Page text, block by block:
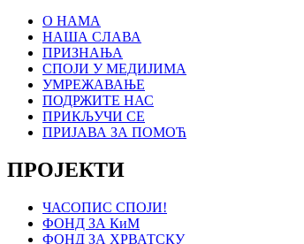
О НАМА
НАША СЛАВА
ПРИЗНАЊА
СПОЈИ У МЕДИЈИМА
УМРЕЖАВАЊЕ
ПОДРЖИТЕ НАС
ПРИКЉУЧИ СЕ
ПРИЈАВА ЗА ПОМОЋ
ПРОЈЕКТИ
ЧАСОПИС СПОЈИ!
ФОНД ЗА КиМ
ФОНД ЗА ХРВАТСКУ